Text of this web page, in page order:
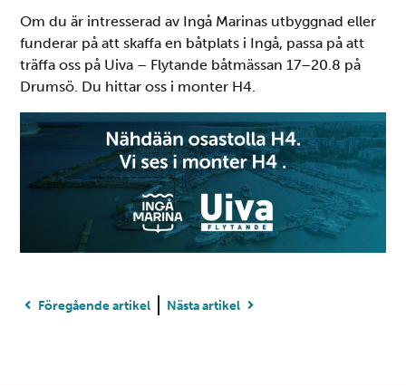
Om du är intresserad av Ingå Marinas utbyggnad eller
funderar på att skaffa en båtplats i Ingå, passa på att
träffa oss på Uiva – Flytande båtmässan 17–20.8 på
Drumsö. Du hittar oss i monter H4.
Föregående artikel Nästa artikel